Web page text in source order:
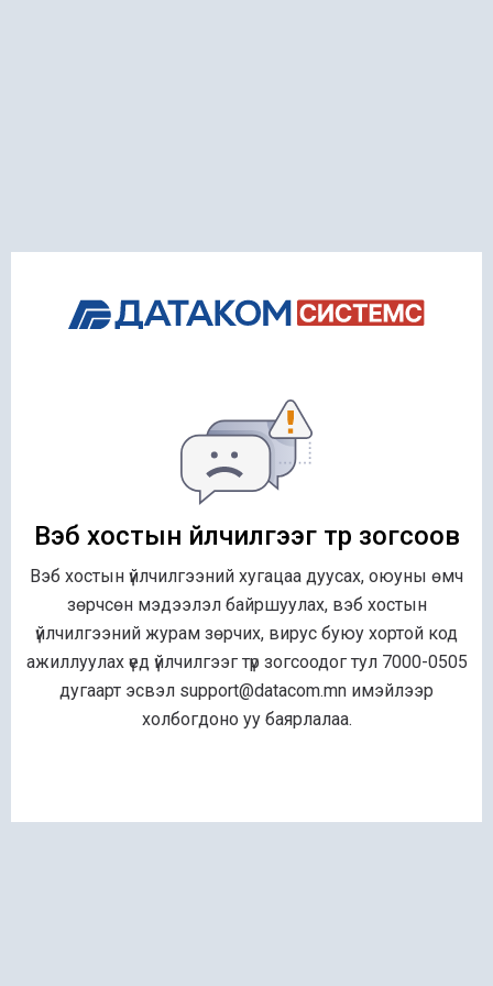
Вэб хостын үйлчилгээг түр зогсоов
Вэб хостын үйлчилгээний хугацаа дуусах, оюуны өмч
зөрчсөн мэдээлэл байршуулах, вэб хостын
үйлчилгээний журам зөрчих, вирус буюу хортой код
ажиллуулах үед үйлчилгээг түр зогсоодог тул 7000-0505
дугаарт эсвэл support@datacom.mn имэйлээр
холбогдоно уу баярлалаа.